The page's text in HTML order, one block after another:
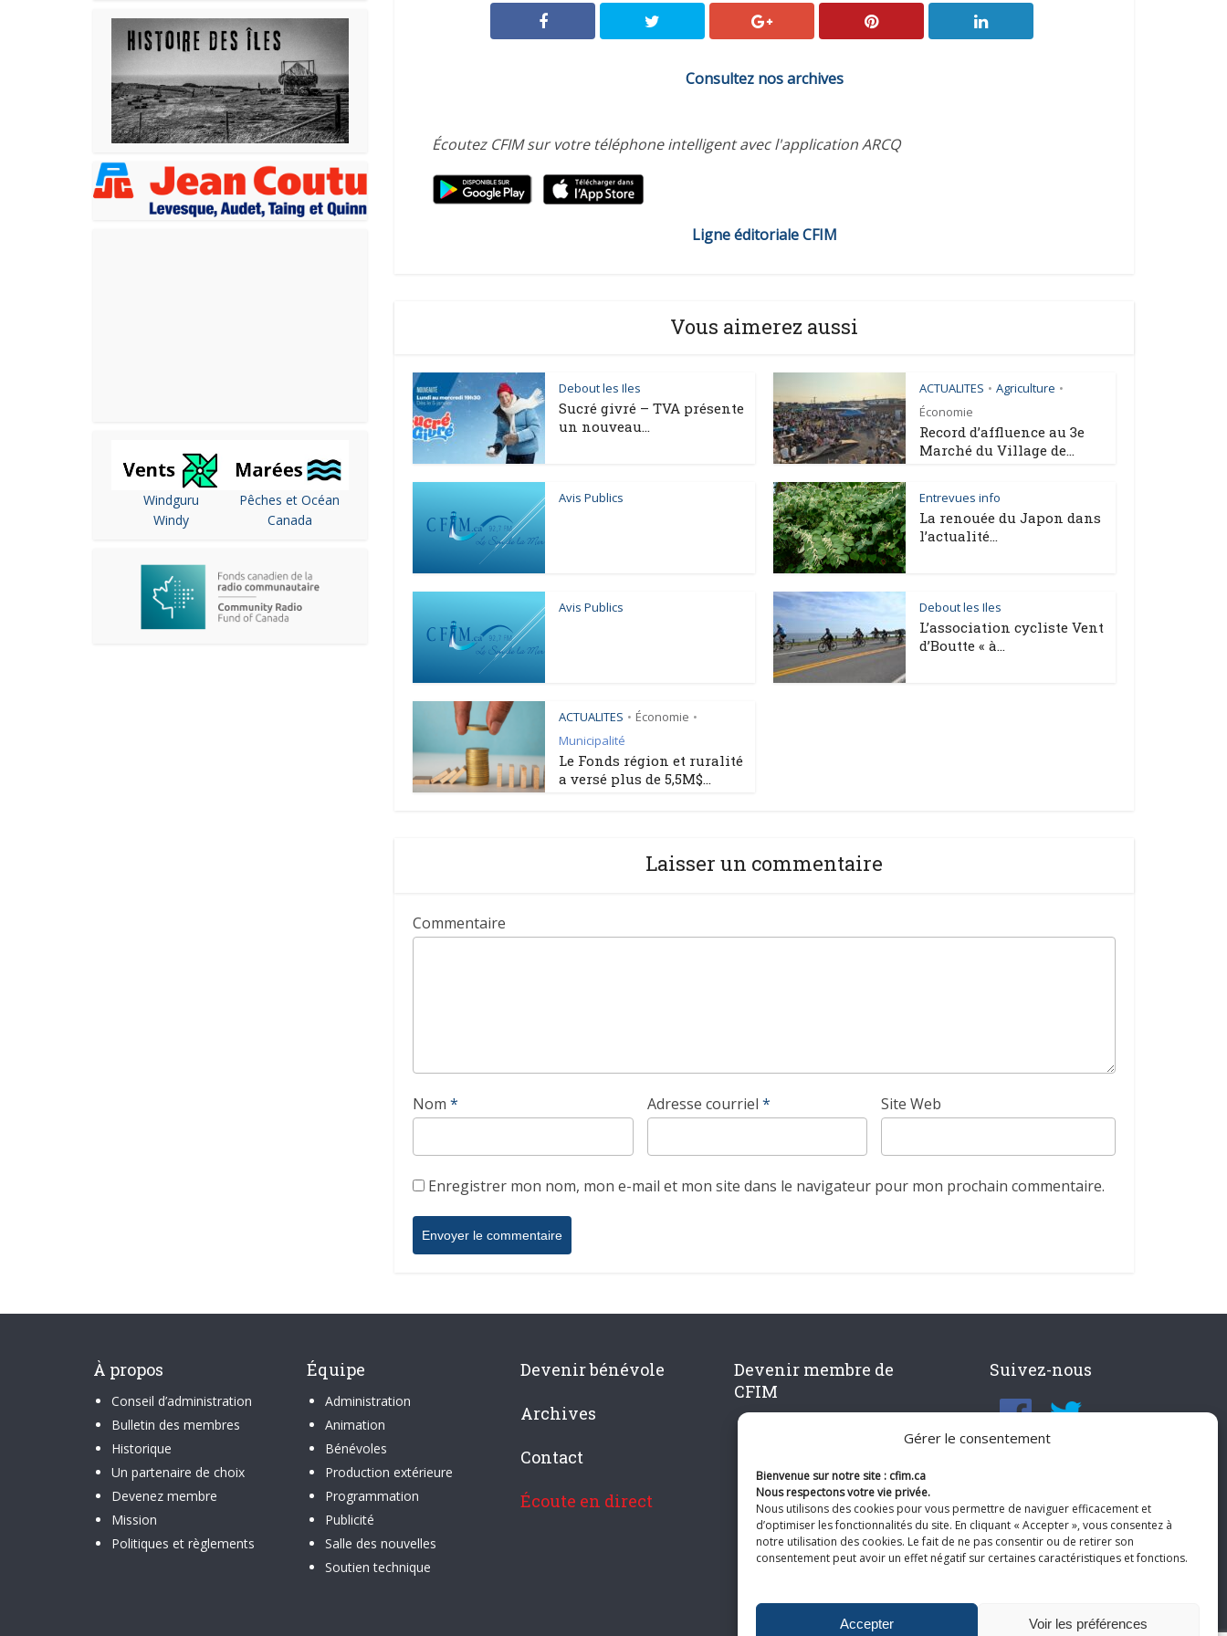
Gérer le consentement
Bienvenue sur notre site : cfim.ca
Nous respectons votre vie privée.
Nous utilisons des cookies pour vous permettre de naviguer efficacement et
d’optimiser les fonctionnalités du site. En cliquant « Accepter », vous consentez à
notre utilisation des cookies. Le fait de ne pas consentir ou de retirer son
consentement peut avoir un effet négatif sur certaines caractéristiques et fonctions.
Accepter Voir les préférences
Windguru
Windy
Pêches et Océan
Canada
ou
Consultez nos archives
Écoutez CFIM sur votre téléphone intelligent avec l'application ARCQ
Ligne éditoriale CFIM
Vous aimerez aussi
Debout les Iles
Sucré givré – TVA présente
un nouveau...
ACTUALITES • Agriculture •
Économie
Record d’affluence au 3e
Marché du Village de...
Avis Publics Entrevues info
La renouée du Japon dans
l’actualité...
Avis Publics Debout les Iles
L’association cycliste Vent
d’Boutte « à...
ACTUALITES • Économie •
Municipalité
Le Fonds région et ruralité
a versé plus de 5,5M$...
Laisser un commentaire
Commentaire
Nom * Adresse courriel * Site Web
Enregistrer mon nom, mon e-mail et mon site dans le navigateur pour mon prochain commentaire.
À propos
Conseil d’administration
Bulletin des membres
Historique
Un partenaire de choix
Devenez membre
Mission
Politiques et règlements
Équipe
Administration
Animation
Bénévoles
Production extérieure
Programmation
Publicité
Salle des nouvelles
Soutien technique
Devenir bénévole
Archives
Contact
Écoute en direct
Devenir membre de
CFIM
Suivez-nous